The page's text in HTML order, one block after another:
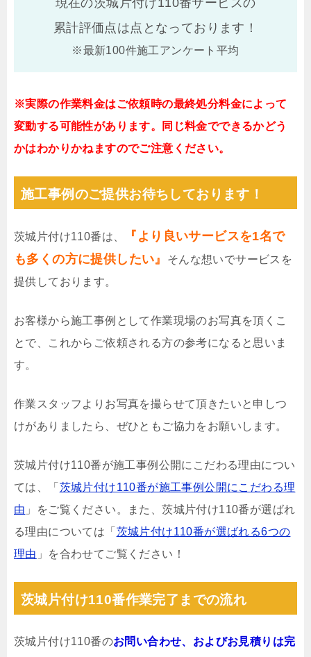
現在の茨城片付け110番サービスの
累計評価点は点となっております！
※最新100件施工アンケート平均
※実際の作業料金はご依頼時の最終処分料金によって
変動する可能性があります。同じ料金でできるかどう
かはわかりかねますのでご注意ください。
施工事例のご提供お待ちしております！
茨城片付け110番は、
『より良いサービスを1名で
も多くの方に提供したい』
そんな想いでサービスを
提供しております。
お客様から施工事例として作業現場のお写真を頂くこ
とで、これからご依頼される方の参考になると思いま
す。
作業スタッフよりお写真を撮らせて頂きたいと申しつ
けがありましたら、ぜひともご協力をお願いします。
茨城片付け110番が施工事例公開にこだわる理由につい
ては、「 茨城片付け110番が施工事例公開にこだわる理
由 」をご覧ください。また、茨城片付け110番が選ばれ
る理由については「 茨城片付け110番が選ばれる6つの
理由 」を合わせてご覧ください！
茨城片付け110番作業完了までの流れ
茨城片付け110番のお問い合わせ、およびお見積りは完